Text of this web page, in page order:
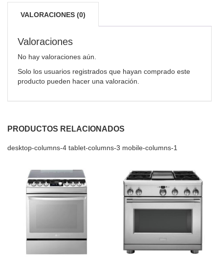
VALORACIONES (0)
Valoraciones
No hay valoraciones aún.
Solo los usuarios registrados que hayan comprado este
producto pueden hacer una valoración.
PRODUCTOS RELACIONADOS
desktop-columns-4 tablet-columns-3 mobile-columns-1